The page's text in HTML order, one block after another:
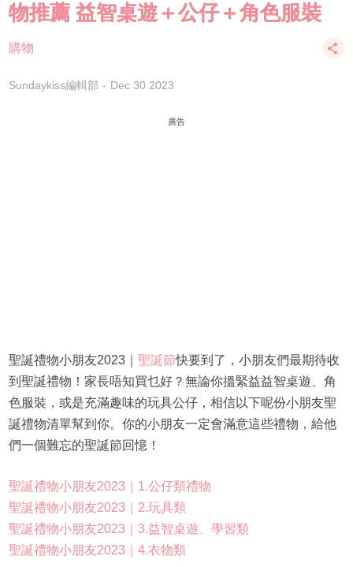
物推薦 益智桌遊＋公仔＋角色服裝
購物
Sundaykiss編輯部 Dec 30 2023
廣告
聖誕禮物小朋友2023｜ 聖誕節快要到了，小朋友們最期待收
到聖誕禮物！家長唔知買乜好？無論你搵緊益益智桌遊、角
色服裝，或是充滿趣味的玩具公仔，相信以下呢份小朋友聖
誕禮物清單幫到你。你的小朋友一定會滿意這些禮物，給他
們一個難忘的聖誕節回憶！
聖誕禮物小朋友2023｜1.公仔類禮物
聖誕禮物小朋友2023｜2.玩具類
聖誕禮物小朋友2023｜3.益智桌遊、學習類
聖誕禮物小朋友2023｜4.衣物類